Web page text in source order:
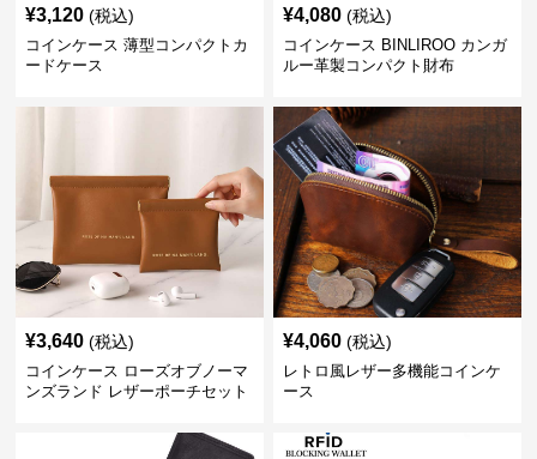
¥3,120 (税込)
コインケース 薄型コンパクトカ
ードケース
¥4,080 (税込)
コインケース BINLIROO カンガ
ルー革製コンパクト財布
¥3,640 (税込)
コインケース ローズオブノーマ
ンズランド レザーポーチセット
¥4,060 (税込)
レトロ風レザー多機能コインケ
ース